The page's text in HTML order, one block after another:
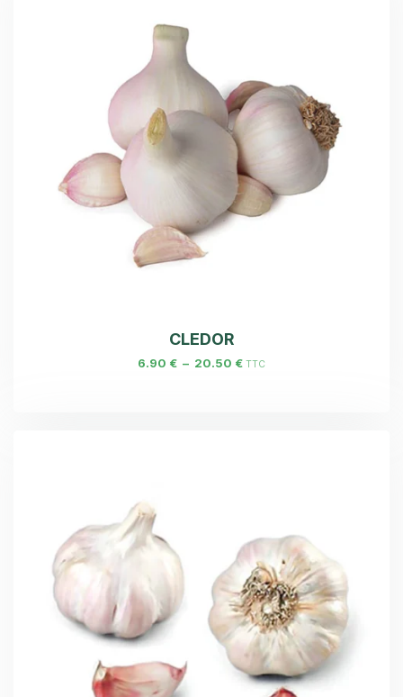
CLEDOR
6.90 € – 20.50 € TTC